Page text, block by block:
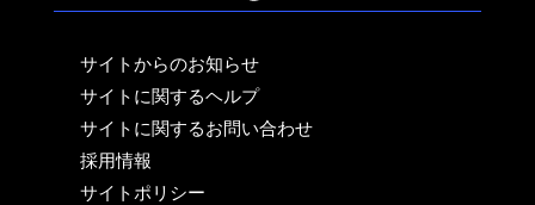
サイトからのお知らせ
サイトに関するヘルプ
サイトに関するお問い合わせ
採用情報
サイトポリシー